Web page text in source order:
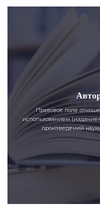
Правовое поле
использованием
произведений